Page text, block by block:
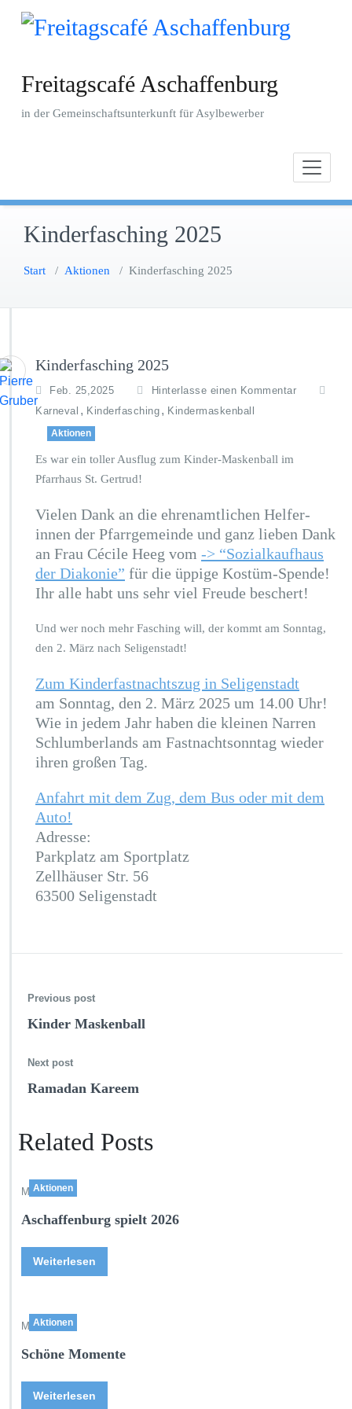
Zum
Freitagscafé Aschaffenburg
in der Gemeinschaftsunterkunft für Asylbewerber
Kinderfasching 2025
Start / Aktionen / Kinderfasching 2025
Kinderfasching 2025
Feb. 25,2025
Hinterlasse einen Kommentar
Karneval , Kinderfasching , Kindermaskenball
Aktionen
Es war ein toller Ausflug zum Kinder-Maskenball im
Pfarrhaus St. Gertrud!
Vielen Dank an die ehrenamtlichen Helfer-
innen der Pfarrgemeinde und ganz lieben Dank
an Frau Cécile Heeg vom -> “Sozialkaufhaus
der Diakonie” für die üppige Kostüm-Spende!
Ihr alle habt uns sehr viel Freude beschert!
Und wer noch mehr Fasching will, der kommt am Sonntag,
den 2. März nach Seligenstadt!
Zum Kinderfastnachtszug in Seligenstadt
am Sonntag, den 2. März 2025 um 14.00 Uhr!
Wie in jedem Jahr haben die kleinen Narren
Schlumberlands am Fastnachtsonntag wieder
ihren großen Tag.
Anfahrt mit dem Zug, dem Bus oder mit dem
Auto!
Adresse:
Parkplatz am Sportplatz
Zellhäuser Str. 56
63500 Seligenstadt
Previous post
Kinder Maskenball
Next post
Ramadan Kareem
Related Posts
Aktionen
Mai 16,2026
Aschaffenburg spielt 2026
Weiterlesen
Aktionen
Mai 11,2026
Schöne Momente
Weiterlesen